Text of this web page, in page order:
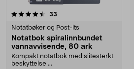
33
Notatbøker og Post-its
Notatbok spiralinnbundet
vannavvisende, 80 ark
Kompakt notatbok med slitesterkt
beskyttelse ...
4.5av 5 stjerner